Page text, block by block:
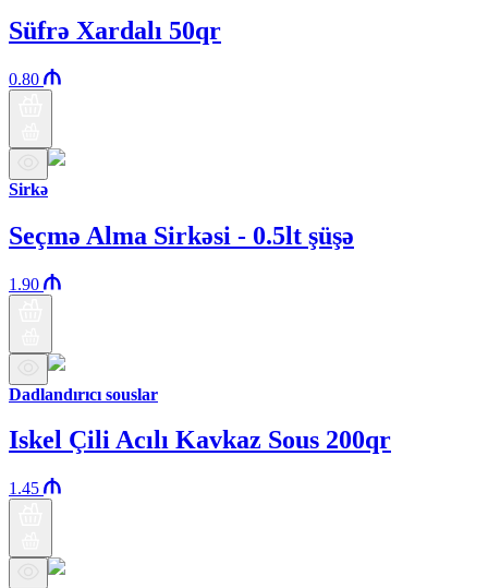
Süfrə Xardalı 50qr
0.80
Sirkə
Seçmə Alma Sirkəsi - 0.5lt şüşə
1.90
Dadlandırıcı souslar
Iskel Çili Acılı Kavkaz Sous 200qr
1.45